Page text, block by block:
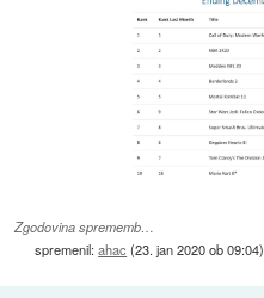
Zgodovina sprememb…
spremenil:ahac (23. jan 2020 ob 09:04)